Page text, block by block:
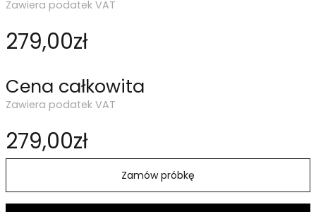
Zawiera podatek VAT
279,00zł
Cena całkowita
Zawiera podatek VAT
279,00zł
Zamów próbkę